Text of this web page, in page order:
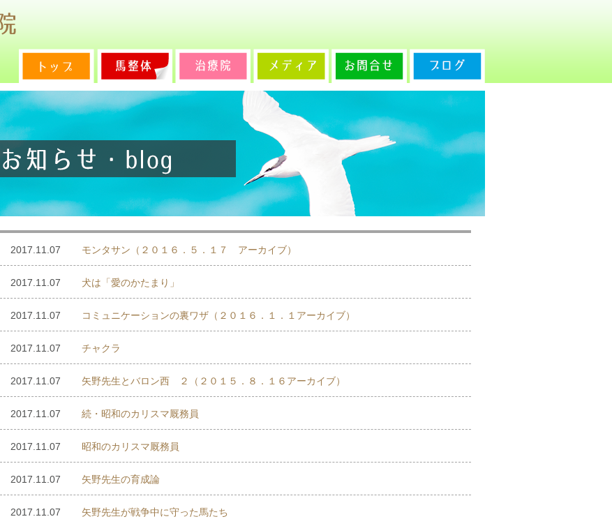
2017.11.07 モンタサン（２０１６．５．１７ アーカイブ）
2017.11.07 犬は「愛のかたまり」
2017.11.07 コミュニケーションの裏ワザ（２０１６．１．１アーカイブ）
2017.11.07 チャクラ
2017.11.07 矢野先生とバロン西 ２（２０１５．８．１６アーカイブ）
2017.11.07 続・昭和のカリスマ厩務員
2017.11.07 昭和のカリスマ厩務員
2017.11.07 矢野先生の育成論
2017.11.07 矢野先生が戦争中に守った馬たち